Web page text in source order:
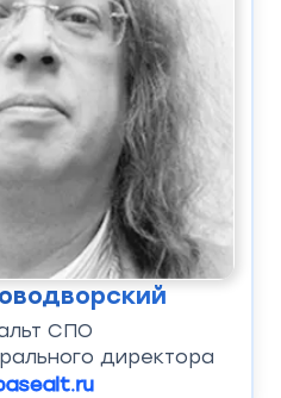
СПО
директора